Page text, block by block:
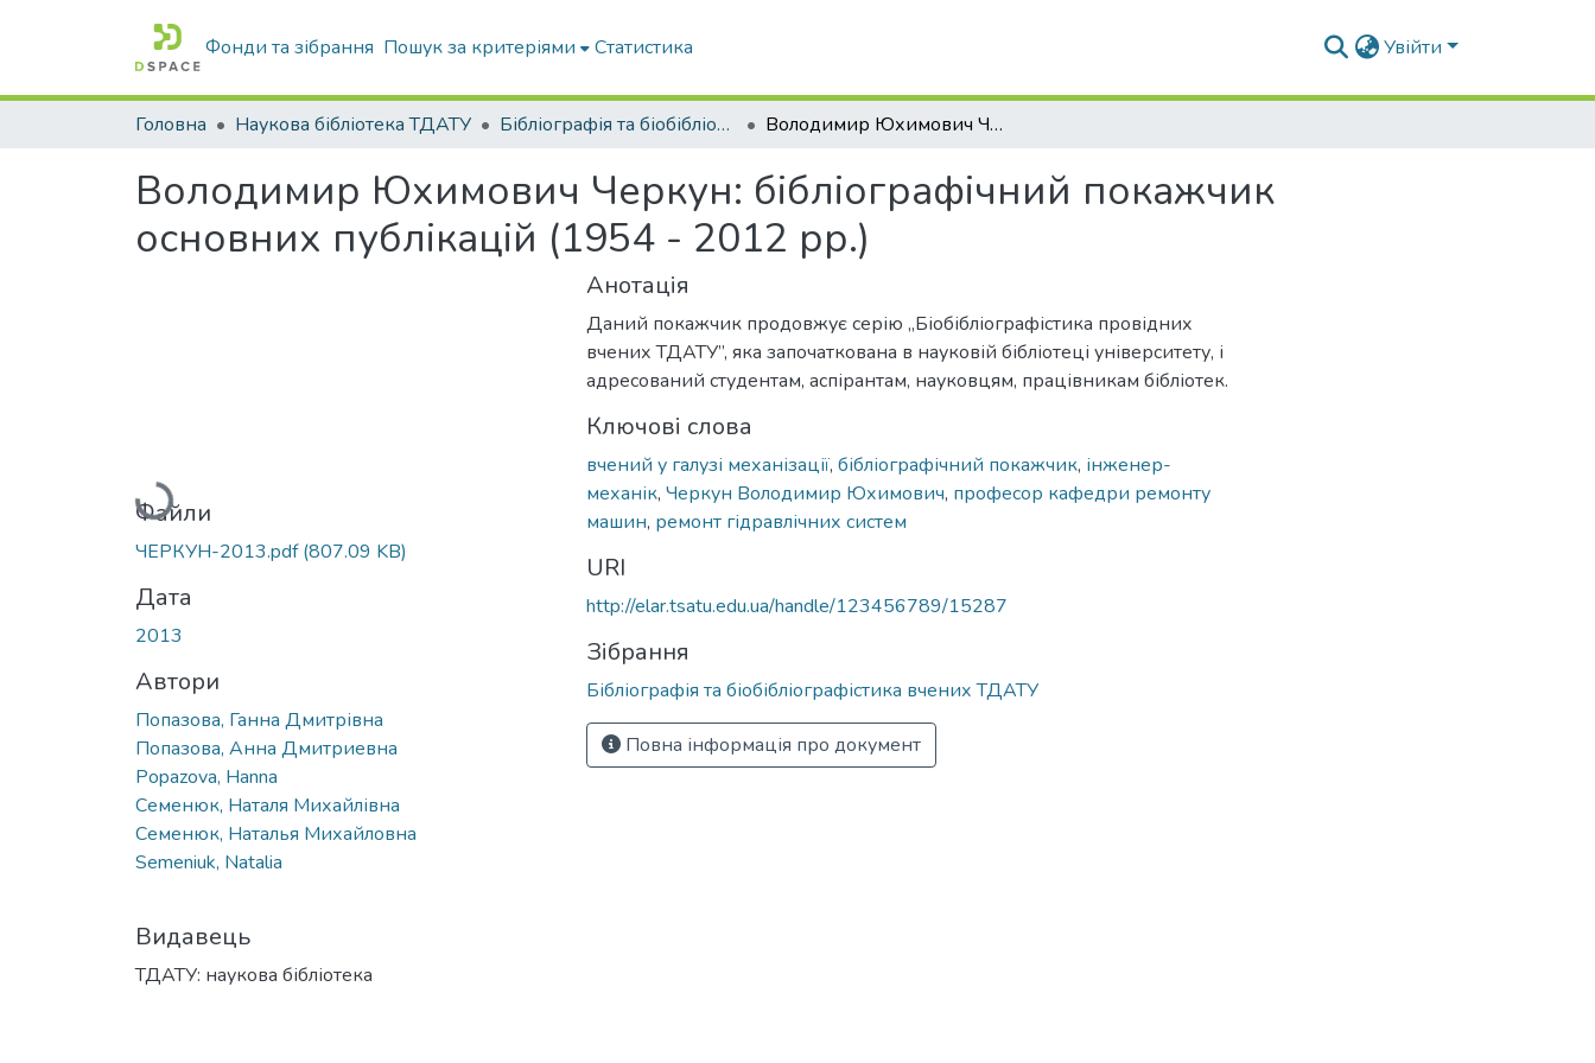
Фонди та зібрання Пошук за критеріями Статистика Увійти
Головна Наукова бібліотека ТДАТУ Бібліографія та біобібліографістика вчених ТДАТУ Володимир Юхимович Черкун: бібліографічний покажчик основних публікацій (1954 - 2012 рр.)
Володимир Юхимович Черкун: бібліографічний покажчик
основних публікацій (1954 - 2012 рр.)
Вантажиться...
Файли
ЧЕРКУН-2013.pdf(807.09 KB)
Дата
2013
Автори
Попазова, Ганна Дмитрівна
Попазова, Анна Дмитриевна
Popazova, Hanna
Семенюк, Наталя Михайлівна
Семенюк, Наталья Михайловна
Semeniuk, Natalia
Видавець
ТДАТУ: наукова бібліотека
Анотація
Даний покажчик продовжує серію „Біобібліографістика провідних
вчених ТДАТУ”, яка започаткована в науковій бібліотеці університету, і
адресований студентам, аспірантам, науковцям, працівникам бібліотек.
Ключові слова
вчений у галузі механізації, бібліографічний покажчик, інженер-
механік, Черкун Володимир Юхимович, професор кафедри ремонту
машин, ремонт гідравлічних систем
URI
http://elar.tsatu.edu.ua/handle/123456789/15287
Зібрання
Бібліографія та біобібліографістика вчених ТДАТУ
Повна інформація про документ